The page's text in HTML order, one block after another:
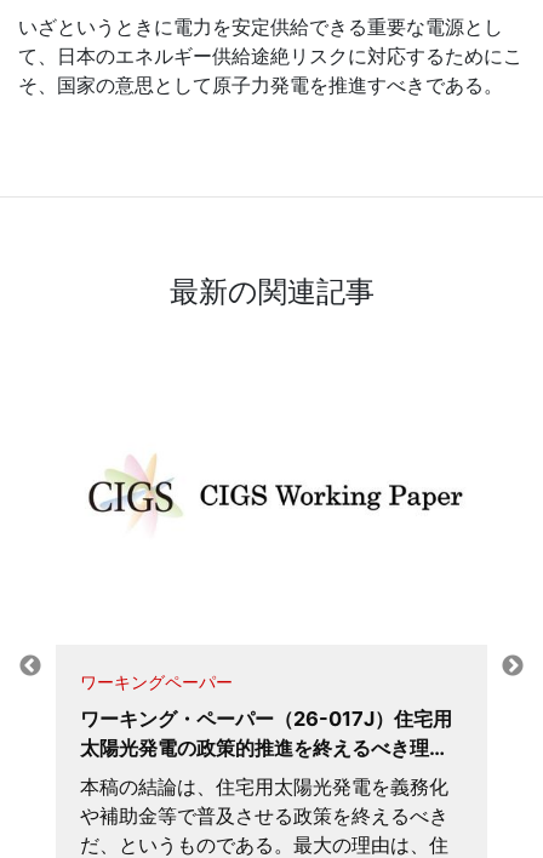
いざというときに電力を安定供給できる重要な電源とし
て、日本のエネルギー供給途絶リスクに対応するためにこ
そ、国家の意思として原子力発電を推進すべきである。
最新の関連記事
ワーキングペーパー
ワーキング・ペーパー（26-017J）住宅用
太陽光発電の政策的推進を終えるべき理…
本稿の結論は、住宅用太陽光発電を義務化
や補助金等で普及させる政策を終えるべき
だ、というものである。最大の理由は、住